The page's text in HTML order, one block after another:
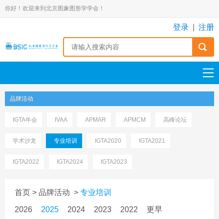
你好！欢迎来到北京图象图形学学会！
登录 注册
品牌活动
IGTA年会 IVAA APMAR APMCM 高峰论坛
学术沙龙 专业培训 IGTA2020 IGTA2021
IGTA2022 IGTA2024 IGTA2023
首页 > 品牌活动 > 专业培训
2026 2025 2024 2023 2022 更早